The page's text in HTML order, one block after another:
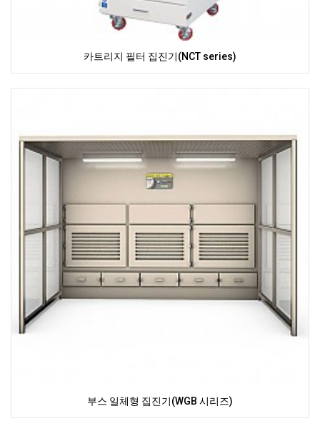
카트리지 필터 집진기(NCT series)
부스 일체형 집진기(WGB 시리즈)